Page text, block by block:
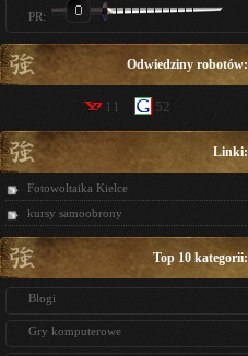
PR:
Odwiedziny robotów:
11 52
Linki:
Fotowoltaika Kielce
kursy samoobrony
Top 10 kategorii:
Blogi
Gry komputerowe